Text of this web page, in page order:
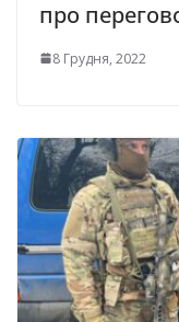
про
8 Грудня, 2022